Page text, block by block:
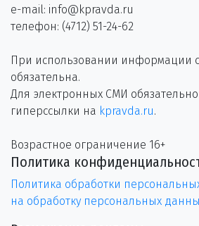
e-mail: info@kpravda.ru
телефон: (4712) 51-24-62
При использовании информации
обязательна.
Для электронных СМИ
гиперссылки на kpravda.ru.
Возрастное ограничение 16+
Политика
Политика обработки
на обработку персональных